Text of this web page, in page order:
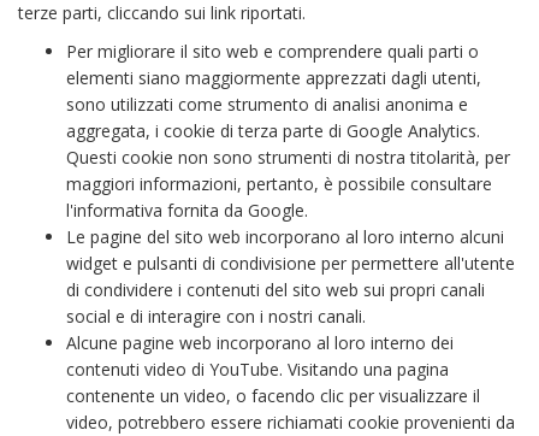
terze parti, cliccando sui link riportati.
Per migliorare il sito web e comprendere quali parti o
elementi siano maggiormente apprezzati dagli utenti,
sono utilizzati come strumento di analisi anonima e
aggregata, i cookie di terza parte di Google Analytics.
Questi cookie non sono strumenti di nostra titolarità, per
maggiori informazioni, pertanto, è possibile consultare
l'informativa fornita da Google.
Le pagine del sito web incorporano al loro interno alcuni
widget e pulsanti di condivisione per permettere all'utente
di condividere i contenuti del sito web sui propri canali
social e di interagire con i nostri canali.
Alcune pagine web incorporano al loro interno dei
contenuti video di YouTube. Visitando una pagina
contenente un video, o facendo clic per visualizzare il
video, potrebbero essere richiamati cookie provenienti da